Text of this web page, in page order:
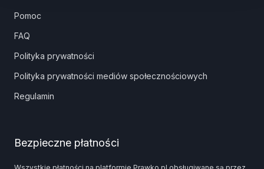
Pomoc
FAQ
Polityka prywatności
Polityka prywatności mediów społecznościowych
Regulamin
Bezpieczne płatności